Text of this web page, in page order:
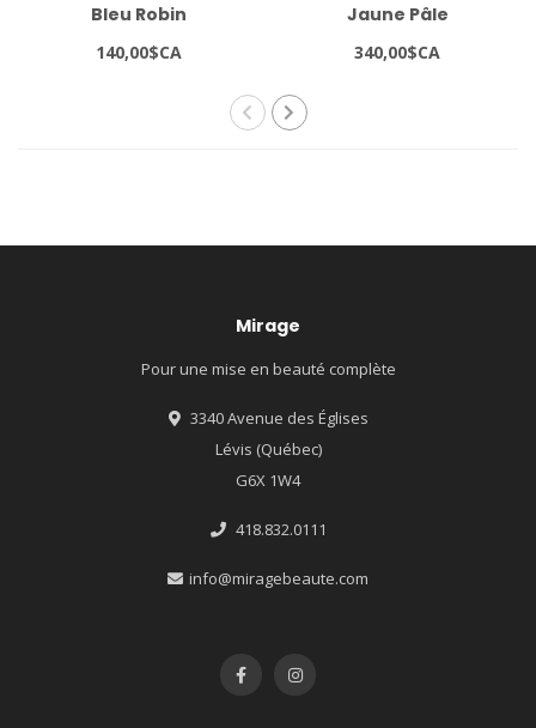
Bleu Robin
140,00$CA
Jaune Pâle
340,00$CA
Mirage
Pour une mise en beauté complète
3340 Avenue des Églises
Lévis (Québec)
G6X 1W4
418.832.0111
info@miragebeaute.com